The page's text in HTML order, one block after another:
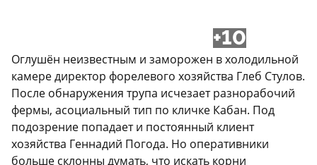
+10
Оглушён неизвестным и заморожен в холодильной
камере директор форелевого хозяйства Глеб Стулов.
После обнаружения трупа исчезает разнорабочий
фермы, асоциальный тип по кличке Кабан. Под
подозрение попадает и постоянный клиент
хозяйства Геннадий Погода. Но оперативники
больше склонны думать, что искать корни